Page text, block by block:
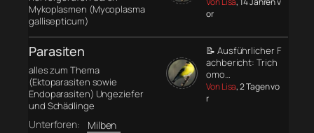
Mykoplasmen (Mycoplasma
gallisepticum)
or
Parasiten
alles zum Thema
(Ektoparasiten sowie
Endoparasiten) Ungeziefer
und Schädlinge
Unterforen:
Milben
📝 Ausführlicher F
achbericht: Trich
omo…
Von Lisa, 2 Tagen vo
r